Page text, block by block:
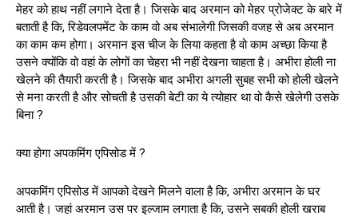
मेहर को हाथ नहीं लगाने देता है। जिसके बाद अरमान को मेहर प्रोजेक्ट के बारे में
बताती है कि, रिडेवलपमेंट के काम वो अब संभालेगी जिसकी वजह से अब अरमान
का काम कम होगा। अरमान इस चीज के लिया कहता है वो काम अच्छा किया है
उसने क्योंकि वो वहां के लोगों का चेहरा भी नहीं देखना चाहता है। अभीरा होली ना
खेलने की तैयारी करती है। जिसके बाद अभीरा अगली सुबह सभी को होली खेलने
से मना करती है और सोचती है उसकी बेटी का ये त्योहार था वो कैसे खेलेगी उसके
बिना ?
क्या होगा अपकमिंग एपिसोड में ?
अपकमिंग एपिसोड में आपको देखने मिलने वाला है कि, अभीरा अरमान के घर
आती है। जहां अरमान उस पर इल्जाम लगाता है कि, उसने सबकी होली खराब